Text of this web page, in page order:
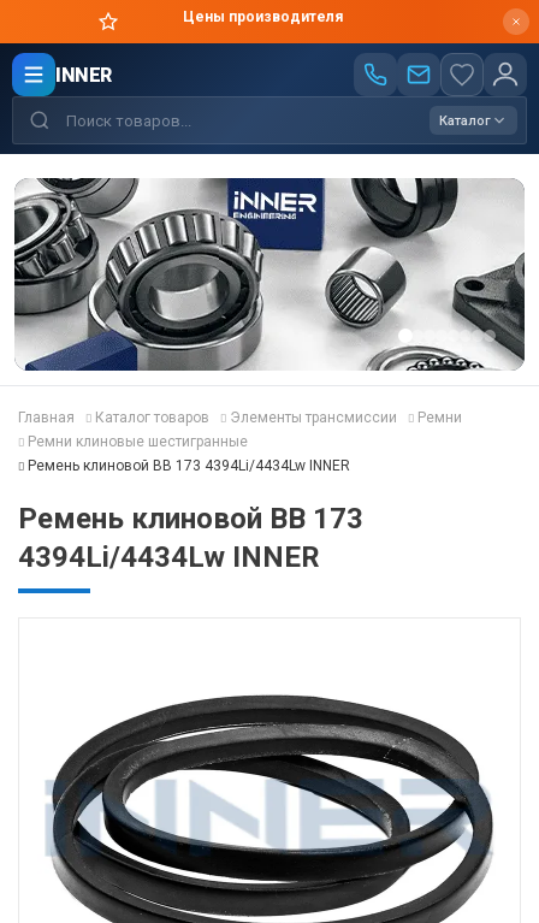
Цены производителя
INNER
Каталог
Главная Каталог товаров Элементы трансмиссии
Ремни
Ремни клиновые шестигранные
Ремень клиновой BB 173 4394Li/4434Lw INNER
Ремень клиновой BB 173
4394Li/4434Lw INNER